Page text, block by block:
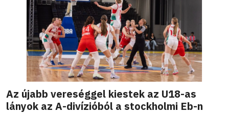
Az újabb vereséggel kiestek az U18-as
lányok az A-divízióból a stockholmi Eb-n